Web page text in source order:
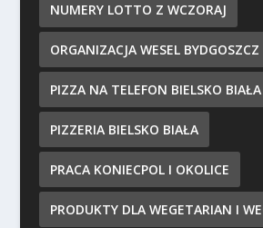
NUMERY LOTTO Z WCZORAJ
ORGANIZACJA WESEL BYDGOSZCZ
PIZZA NA TELEFON BIELSKO BIAŁA
PIZZERIA BIELSKO BIAŁA
PRACA KONIECPOL I OKOLICE
PRODUKTY DLA WEGETARIAN I